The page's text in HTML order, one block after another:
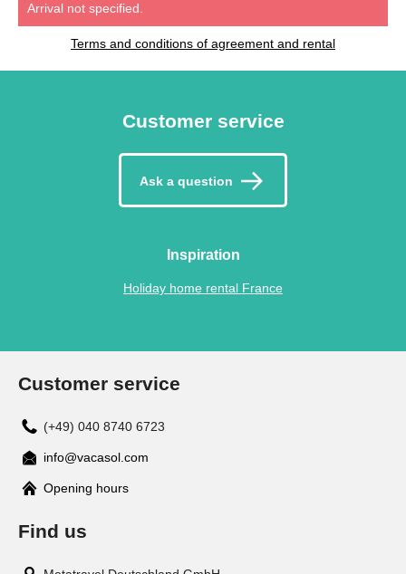
Arrival not specified.
Terms and conditions of agreement and rental
Customer service
Ask a question
Inspiration
Holiday home rental France
Customer service
(+49) 040 8740 6723
info@vacasol.com
Opening hours
Find us